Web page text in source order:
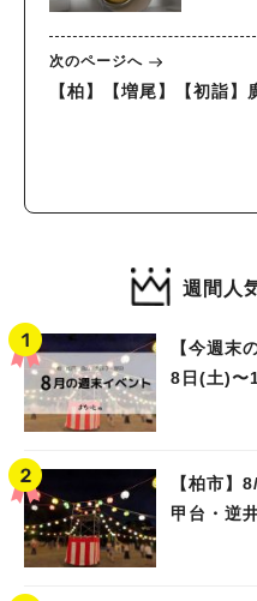
次のページへ
【柏】【増尾】【初詣】
週間人
【今週末
8日(土)〜
【柏市】
甲台・逆